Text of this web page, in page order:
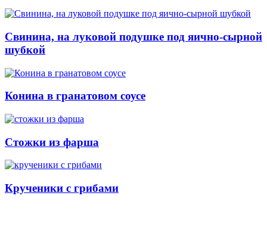
Свинина, на луковой подушке под яично-сырной
шубкой
Конина в гранатовом соусе
Стожки из фарша
Крученики с грибами